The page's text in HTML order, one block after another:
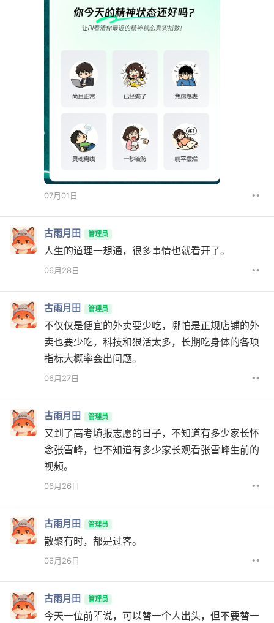
07月01日 ••
古雨月田 管理员
人生的道理一想通，很多事情也就看开了。
06月28日 ••
古雨月田 管理员
不仅仅是便宜的外卖要少吃，哪怕是正规店铺的外
卖也要少吃，科技和狠活太多，长期吃身体的各项
指标大概率会出问题。
06月27日 ••
古雨月田 管理员
又到了高考填报志愿的日子，不知道有多少家长怀
念张雪峰，也不知道有多少家长观看张雪峰生前的
视频。
06月26日 ••
古雨月田 管理员
散聚有时，都是过客。
06月26日 ••
古雨月田 管理员
今天一位前辈说，可以替一个人出头，但不要替一